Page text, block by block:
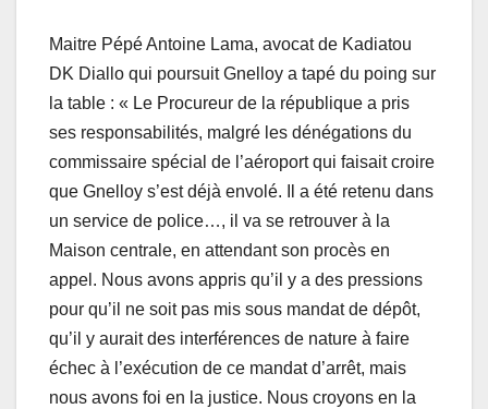
Maitre Pépé Antoine Lama, avocat de Kadiatou
DK Diallo qui poursuit Gnelloy a tapé du poing sur
la table : « Le Procureur de la république a pris
ses responsabilités, malgré les dénégations du
commissaire spécial de l’aéroport qui faisait croire
que Gnelloy s’est déjà envolé. Il a été retenu dans
un service de police…, il va se retrouver à la
Maison centrale, en attendant son procès en
appel. Nous avons appris qu’il y a des pressions
pour qu’il ne soit pas mis sous mandat de dépôt,
qu’il y aurait des interférences de nature à faire
échec à l’exécution de ce mandat d’arrêt, mais
nous avons foi en la justice. Nous croyons en la